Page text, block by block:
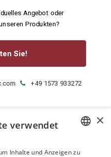
Angebot oder
Produkten?
Sie!
+49 1573 933272
×
verwendet
Inhalte und Anzeigen zu